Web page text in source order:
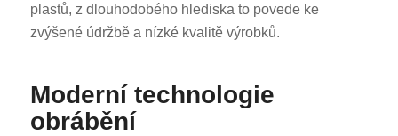
plastů, z dlouhodobého hlediska to povede ke
zvýšené údržbě a nízké kvalitě výrobků.
Moderní technologie
obrábění